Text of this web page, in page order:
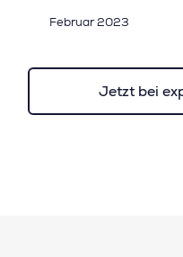
Februar 2023
Jetzt bei